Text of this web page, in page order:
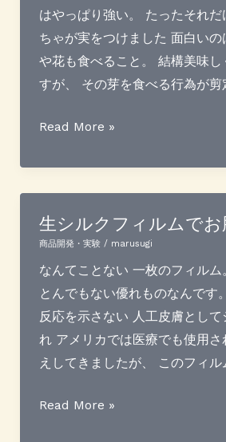
肌
に
ツ
ヤ
出
し
た
はやっぱり強い。 たったそれ
ちゃが実をつけました 面白い
や花も食べること。 結構美味
すが、 その芽を食べる行為が剪
超
然
栽
培
Read More »
生シルクフィルムでお
商品開発・実験/ marusugi
なんてことない 一枚のフィルム
とんでもない優れものなんです
反応を示さない 人工皮膚として
れ アメリカでは医療でも使用
えしてきましたが、 このフィル
生
Read More »